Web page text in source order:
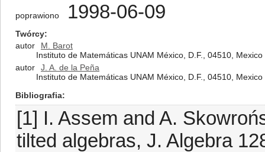
poprawiono 1998-06-09
Twórcy
autor
M. Barot
Instituto de Matemáticas UNAM México, D.F., 04510, Mexico
autor
J. A. de la Peña
Instituto de Matemáticas UNAM México, D.F., 04510, Mexico
Bibliografia
[1] I. Assem and A.
tilted algebras, J. Algebra